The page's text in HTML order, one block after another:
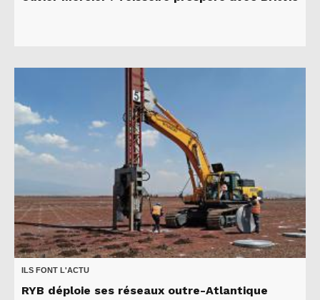
ILS FONT L'ACTU
RYB déploie ses réseaux outre-Atlantique